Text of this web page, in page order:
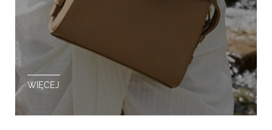
WIĘCEJ